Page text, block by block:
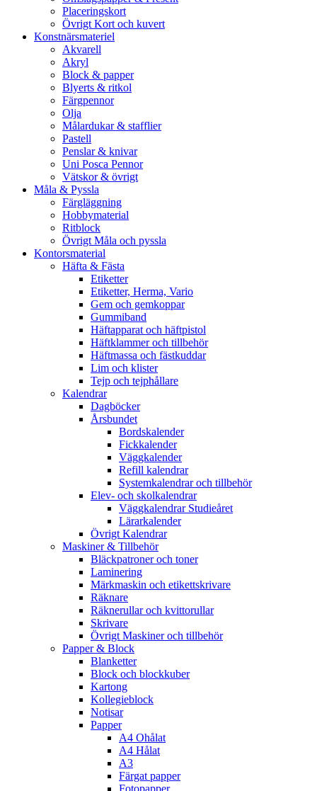
Placeringskort
Övrigt Kort och kuvert
Konstnärsmateriel
Akvarell
Akryl
Block & papper
Blyerts & ritkol
Färgpennor
Olja
Målardukar & stafflier
Pastell
Penslar & knivar
Uni Posca Pennor
Vätskor & övrigt
Måla & Pyssla
Färgläggning
Hobbymaterial
Ritblock
Övrigt Måla och pyssla
Kontorsmaterial
Häfta & Fästa
Etiketter
Etiketter, Herma, Vario
Gem och gemkoppar
Gummiband
Häftapparat och häftpistol
Häftklammer och tillbehör
Häftmassa och fästkuddar
Lim och klister
Tejp och tejphållare
Kalendrar
Dagböcker
Årsbundet
Bordskalender
Fickkalender
Väggkalender
Refill kalendrar
Systemkalendrar och tillbehör
Elev- och skolkalendrar
Väggkalendrar Studieåret
Lärarkalender
Övrigt Kalendrar
Maskiner & Tillbehör
Bläckpatroner och toner
Laminering
Märkmaskin och etikettskrivare
Räknare
Räknerullar och kvittorullar
Skrivare
Övrigt Maskiner och tillbehör
Papper & Block
Blanketter
Block och blockkuber
Kartong
Kollegieblock
Notisar
Papper
A4 Ohålat
A4 Hålat
A3
Färgat papper
Fotopapper